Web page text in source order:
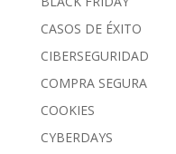
CASOS DE ÉXITO
CIBERSEGURIDAD
COMPRA SEGURA
COOKIES
CYBERDAYS